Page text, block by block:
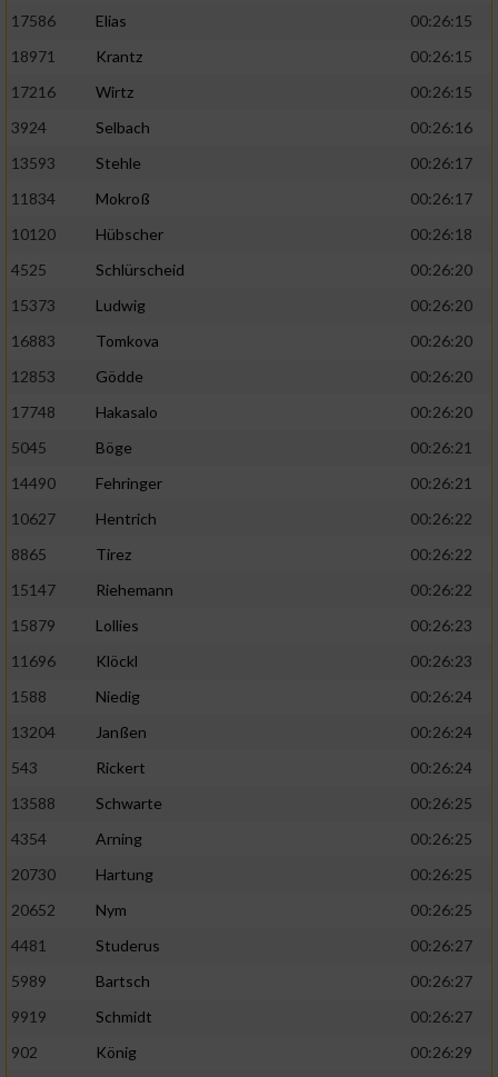
17586
Elias
00:26:15
18971
Krantz
00:26:15
17216
Wirtz
00:26:15
3924
Selbach
00:26:16
13593
Stehle
00:26:17
11834
Mokroß
00:26:17
10120
Hübscher
00:26:18
4525
Schlürscheid
00:26:20
15373
Ludwig
00:26:20
16883
Tomkova
00:26:20
12853
Gödde
00:26:20
17748
Hakasalo
00:26:20
5045
Böge
00:26:21
14490
Fehringer
00:26:21
10627
Hentrich
00:26:22
8865
Tirez
00:26:22
15147
Riehemann
00:26:22
15879
Lollies
00:26:23
11696
Klöckl
00:26:23
1588
Niedig
00:26:24
13204
Janßen
00:26:24
543
Rickert
00:26:24
13588
Schwarte
00:26:25
4354
Arning
00:26:25
20730
Hartung
00:26:25
20652
Nym
00:26:25
4481
Studerus
00:26:27
5989
Bartsch
00:26:27
9919
Schmidt
00:26:27
902
König
00:26:29